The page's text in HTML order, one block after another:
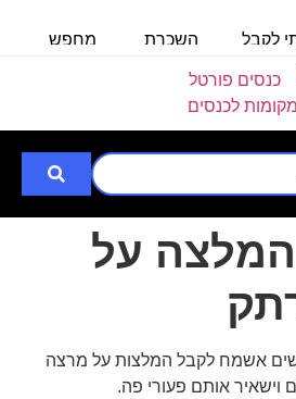
לקבל
לכנס
השכרת
אולם/
כיתה
לצורך
מחפש
3000
על
חטיבה לכ-100 אנשים אשמח לקבל המלצות על מרצה
וישאיר אותם פעורי פה.